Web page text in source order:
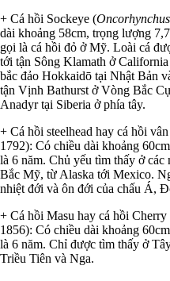
+ Cá hồi Sockeye (
dài khoảng 58cm, trọng lượng
gọi là cá hồi đỏ ở Mỹ. Loài cá
tới tận Sông Klamath ở
bắc đảo Hokkaidō tại Nhật Bản
tận Vịnh Bathurst ở Vòng Bắc
Anadyr tại Siberia ở phía tây.
+ Cá hồi steelhead hay cá hồi
1792): Có chiều dài khoảng
là 6 năm. Chủ yếu tìm thấy ở
Bắc Mỹ, từ Alaska tới Mexico.
nhiệt đới và ôn đới của chấu Á,
+ Cá hồi Masu hay cá hồi Cherry
1856): Có chiều dài khoảng
là 6 năm. Chỉ được tìm thấy ở
Triều Tiên và Nga.